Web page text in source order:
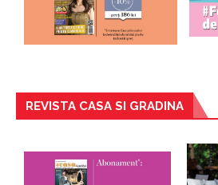
REVISTA CASA SI GRADINA